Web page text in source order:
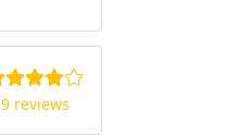
9 reviews